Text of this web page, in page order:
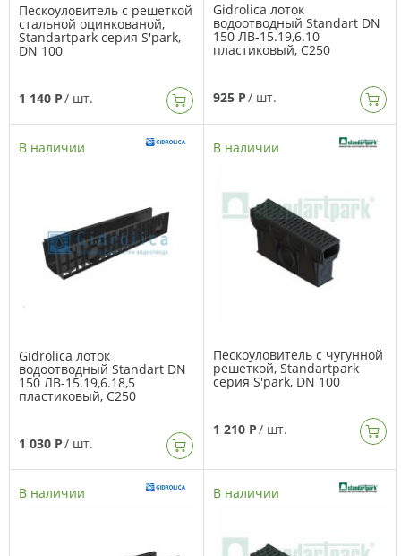
Пескоуловитель с решеткой
стальной оцинкованой,
Standartpark серия S'park,
DN 100
1 140 Р/ шт.
Gidrolica лоток
водоотводный Standart DN
150 ЛВ-15.19,6.10
пластиковый, C250
925 Р/ шт.
В наличии
Gidrolica лоток
водоотводный Standart DN
150 ЛВ-15.19,6.18,5
пластиковый, C250
1 030 Р/ шт.
В наличии
Пескоуловитель с чугунной
решеткой, Standartpark
серия S'park, DN 100
1 210 Р/ шт.
В наличии В наличии